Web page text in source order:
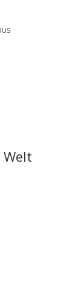
Welt